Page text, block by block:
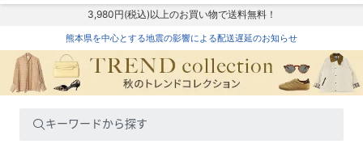
3,980円(税込)以上のお買い物で送料無料！
熊本県を中心とする地震の影響による配送遅延のお知らせ
キーワードから探す